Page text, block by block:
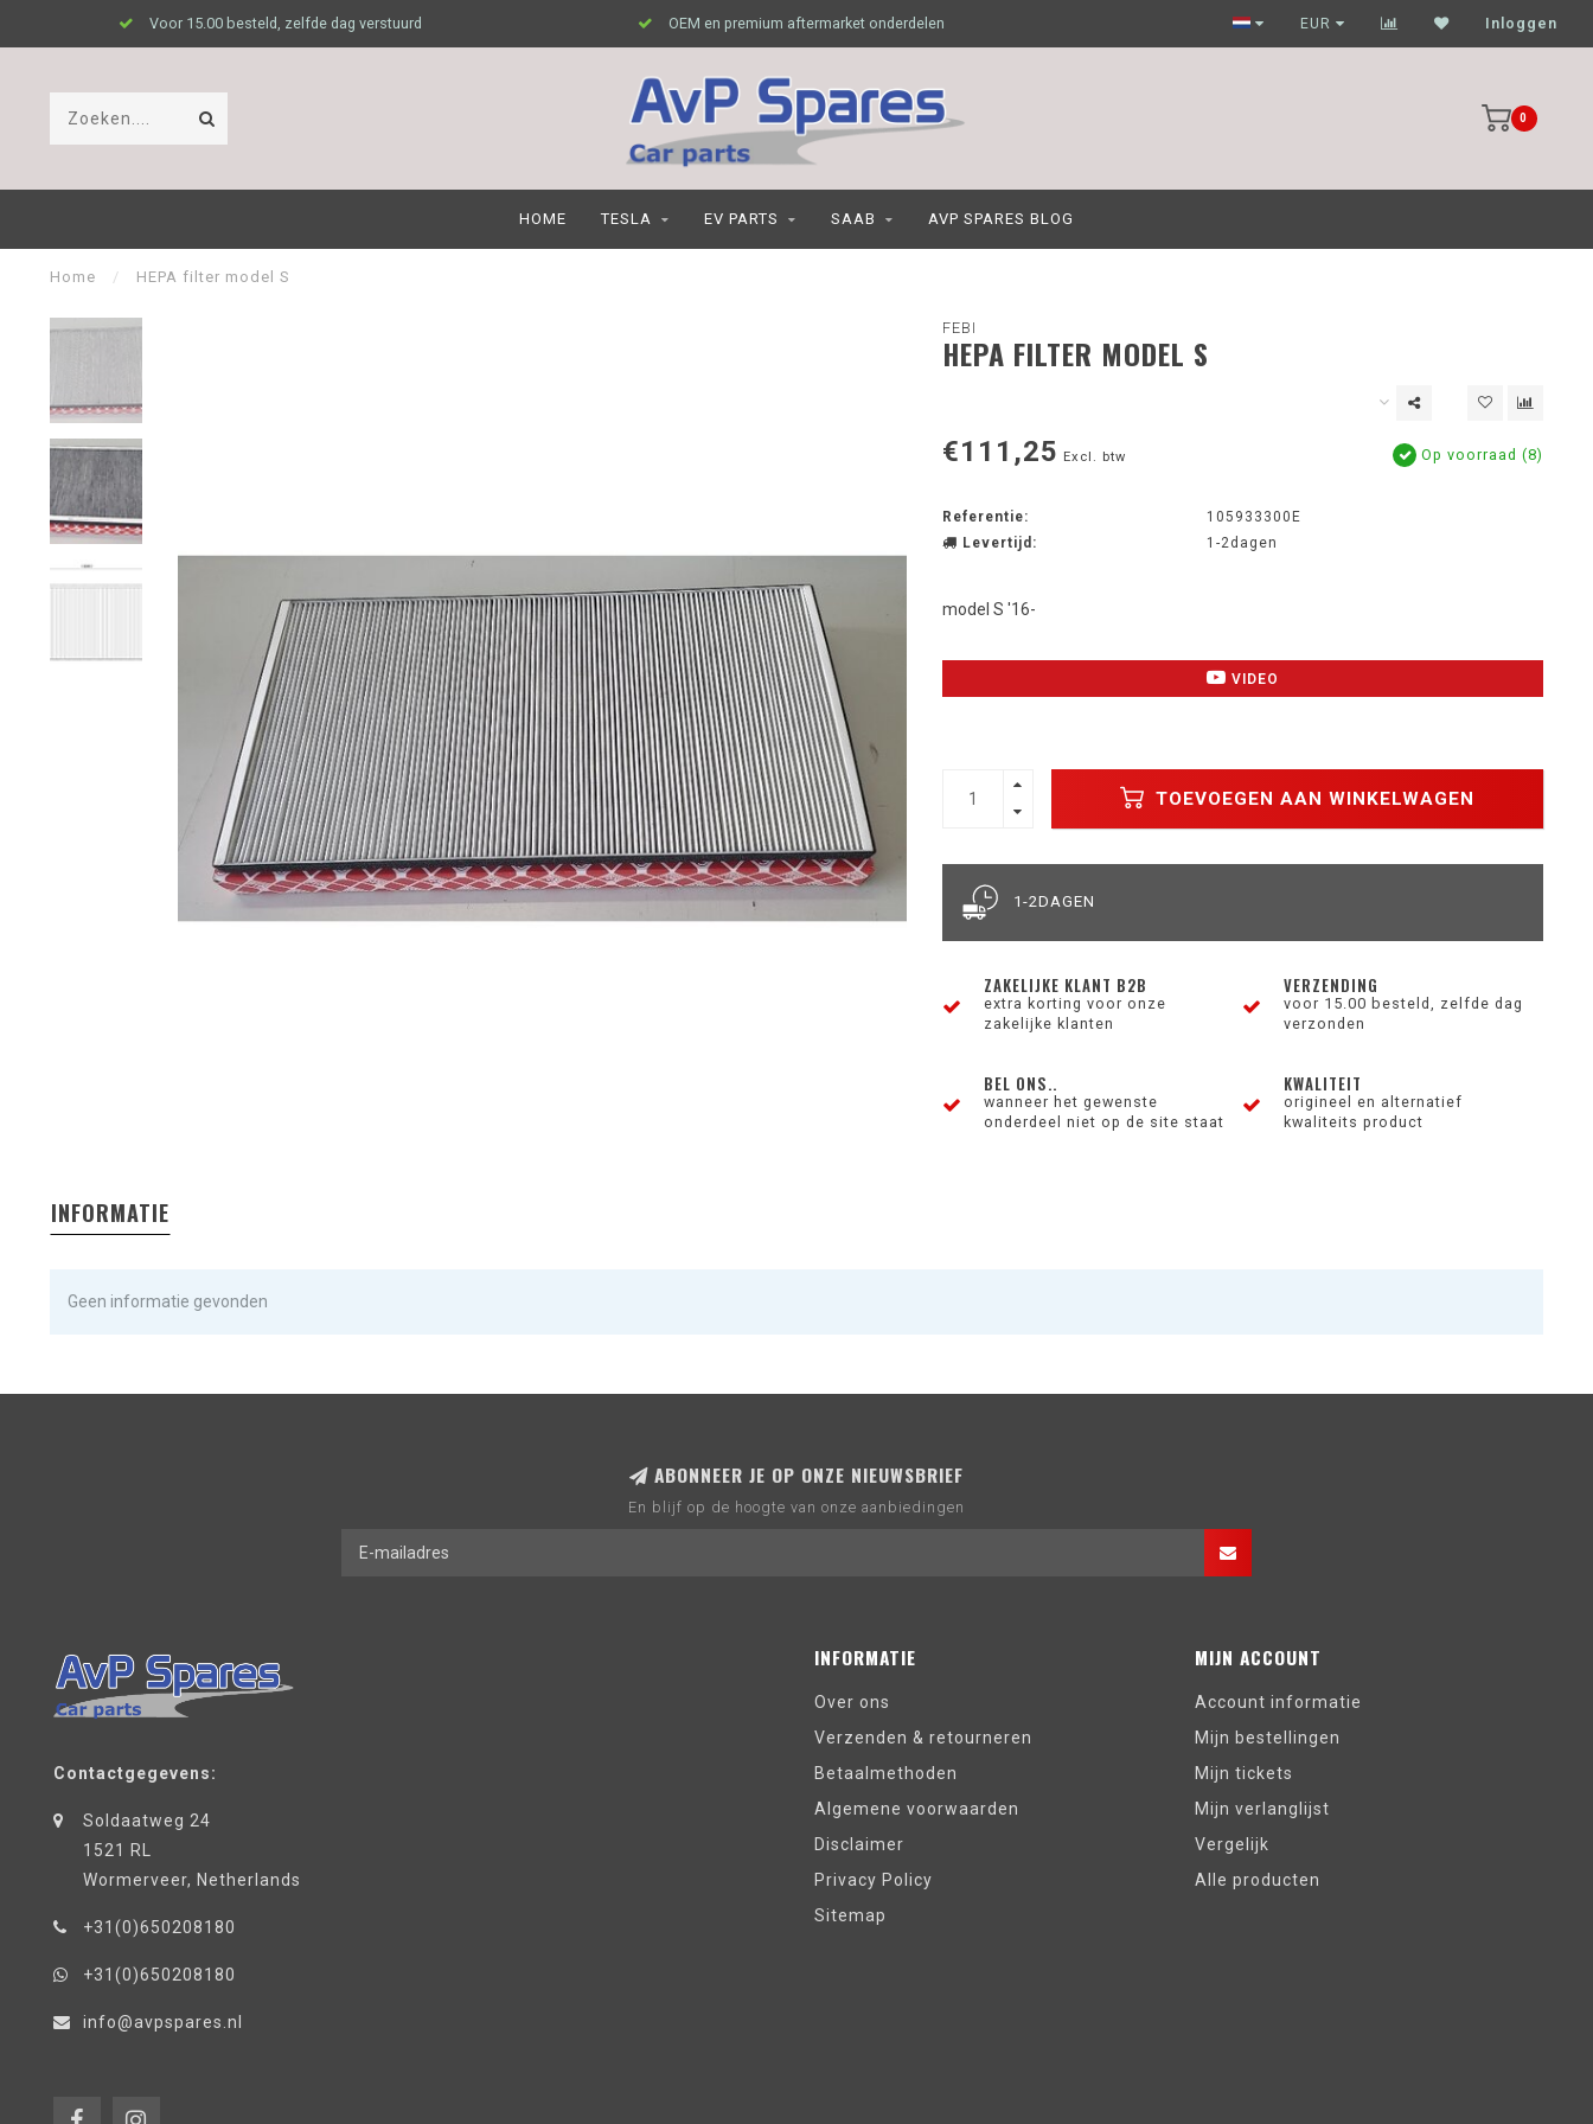
Voor 15.00 besteld, zelfde dag verstuurd OEM en premium aftermarket onderdelen Garagehouders nog scherpere prijzen
EUR Inloggen
0
HOME TESLA EV PARTS SAAB AVP SPARES BLOG
Home / HEPA filter model S
FEBI
HEPA FILTER MODEL S
€111,25 Excl. btw Op voorraad (8)
Referentie:
105933300E
Levertijd:
1-2dagen
model S '16-
VIDEO
TOEVOEGEN AAN WINKELWAGEN
1-2DAGEN
ZAKELIJKE KLANT B2B
extra korting voor onze
zakelijke klanten
VERZENDING
voor 15.00 besteld, zelfde dag
verzonden
BEL ONS..
wanneer het gewenste
onderdeel niet op de site staat
KWALITEIT
origineel en alternatief
kwaliteits product
INFORMATIE
Geen informatie gevonden
ABONNEER JE OP ONZE NIEUWSBRIEF
En blijf op de hoogte van onze aanbiedingen
Contactgegevens:
Soldaatweg 24
1521 RL
Wormerveer, Netherlands
+31(0)650208180
+31(0)650208180
info@avpspares.nl
INFORMATIE
Over ons
Verzenden & retourneren
Betaalmethoden
Algemene voorwaarden
Disclaimer
Privacy Policy
Sitemap
MIJN ACCOUNT
Account informatie
Mijn bestellingen
Mijn tickets
Mijn verlanglijst
Vergelijk
Alle producten